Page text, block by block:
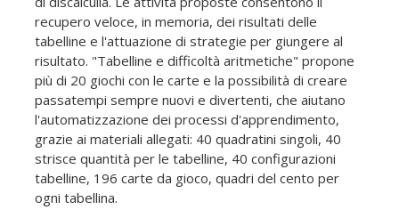
recupero veloce, in memoria, dei risultati delle
tabelline e l'attuazione di strategie per giungere al
risultato. "Tabelline e difficoltà aritmetiche" propone
più di 20 giochi con le carte e la possibilità di creare
passatempi sempre nuovi e divertenti, che aiutano
l'automatizzazione dei processi d'apprendimento,
grazie ai materiali allegati: 40 quadratini singoli, 40
strisce quantità per le tabelline, 40 configurazioni
tabelline, 196 carte da gioco, quadri del cento per
ogni tabellina.